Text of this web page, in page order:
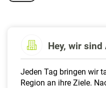
Hey, wir sind
Jeden Tag bringen wir
Region an ihre Ziele.